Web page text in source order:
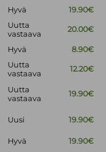
Hyvä 19.90€
Uutta
vastaava
20.00€
Hyvä 8.90€
Uutta
vastaava
12.20€
Uutta
vastaava
19.90€
Uusi 19.90€
Hyvä
19.90€